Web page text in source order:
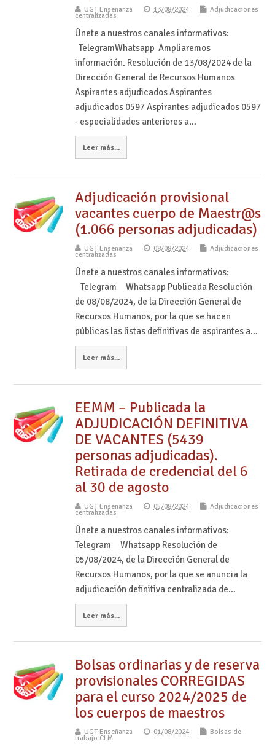
UGT Enseñanza 13/08/2024 Adjudicaciones
centralizadas
Únete a nuestros canales informativos:
TelegramWhatsapp Ampliaremos
información. Resolución de 13/08/2024 de la
Dirección General de Recursos Humanos
Aspirantes adjudicados Aspirantes
adjudicados 0597 Aspirantes adjudicados 0597
- especialidades anteriores a…
Leer más...
Adjudicación provisional
vacantes cuerpo de Maestr@s
(1.066 personas adjudicadas)
UGT Enseñanza 08/08/2024 Adjudicaciones
centralizadas
Únete a nuestros canales informativos:
Telegram Whatsapp Publicada Resolución
de 08/08/2024, de la Dirección General de
Recursos Humanos, por la que se hacen
públicas las listas definitivas de aspirantes a…
Leer más...
EEMM – Publicada la
ADJUDICACIÓN DEFINITIVA
DE VACANTES (5439
personas adjudicadas).
Retirada de credencial del 6
al 30 de agosto
UGT Enseñanza 05/08/2024 Adjudicaciones
centralizadas
Únete a nuestros canales informativos:
Telegram Whatsapp Resolución de
05/08/2024, de la Dirección General de
Recursos Humanos, por la que se anuncia la
adjudicación definitiva centralizada de…
Leer más...
Bolsas ordinarias y de reserva
provisionales CORREGIDAS
para el curso 2024/2025 de
los cuerpos de maestros
UGT Enseñanza 01/08/2024 Bolsas de
trabajo CLM